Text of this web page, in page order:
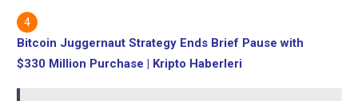
Bitcoin Juggernaut Strategy Ends Brief Pause with
$330 Million Purchase | Kripto Haberleri